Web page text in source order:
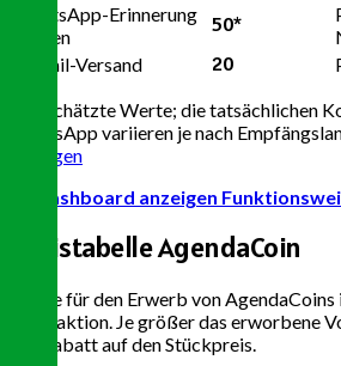
WhatsApp-Erinnerung
senden
50*
E-Mail-Versand
20
* Geschätzte Werte; die tatsächlichen
WhatsApp variieren je nach
anzeigen
Im Dashboard anzeigen
PreistabelleAgendaCoin
Werte für den Erwerb von
Transaktion. Je größer das erworbene
der Rabatt auf den Stückpreis.